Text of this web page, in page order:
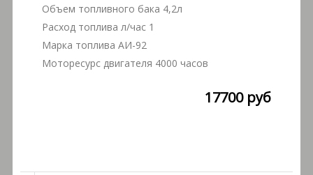
Объем топливного бака 4,2л
Расход топлива л/час 1
Марка топлива АИ-92
Моторесурс двигателя 4000 часов
17700 руб